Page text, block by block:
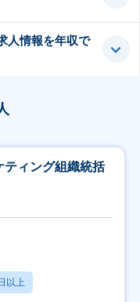
人情報を年収で
ティング組織統括
以上